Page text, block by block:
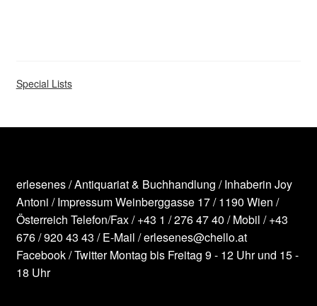
Special Lists
erlesenes / Antiquariat & Buchhandlung / Inhaberin Joy
Antoni /ImpressumWeinberggasse 17 / 1190 Wien /
Österreich Telefon/Fax /+43 1 / 276 47 40 / Mobil /+43
676 / 920 43 43 / E-Mail /erlesenes@chello.at
Facebook/Twitter Montag bis Freitag 9 - 12 Uhr und 15 -
18 Uhr